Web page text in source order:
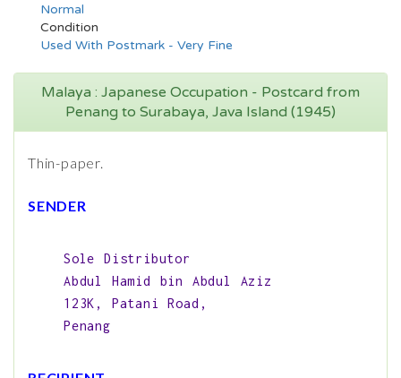
Normal
Condition
Used With Postmark - Very Fine
Malaya : Japanese Occupation - Postcard from
Penang to Surabaya, Java Island (1945)
Thin-paper.
SENDER
Sole Distributor
Abdul Hamid bin Abdul Aziz
123K, Patani Road,
Penang